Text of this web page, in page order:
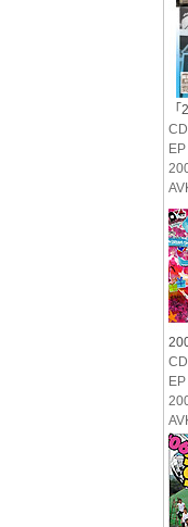
EP
EP